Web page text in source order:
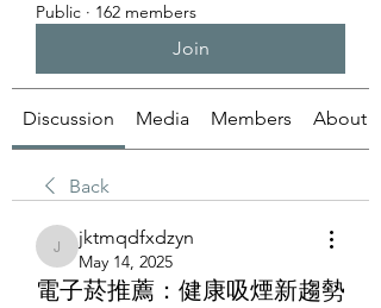
Public · 162 members
Join
Discussion Media Members About
Back
jktmqdfxdzyn
jktmqdfxdzyn
May 14, 2025
電子菸推薦：健康吸煙新趨勢